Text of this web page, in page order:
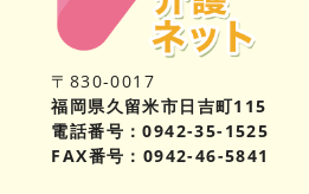
〒830-0017
福岡県久留米市日吉町115
電話番号：0942-35-1525
FAX番号：0942-46-5841